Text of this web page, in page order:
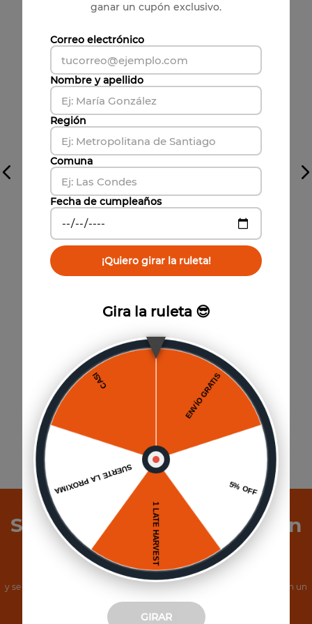
Vista previa
ESTUCHE TRAMA 17204
$
Agregar al carrito
Suscríbete a Nuestro Boletín
de Noticias
y se el primero en conocer nuestras increíbles ofertas, además, obtén un
Gira la ruleta 😎
GIRAR
ganar un cupón exclusivo.
Correo electrónico
Nombre y apellido
Región
Comuna
Fecha de cumpleaños
¡Quiero girar la ruleta!